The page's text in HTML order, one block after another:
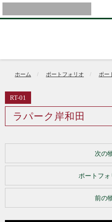
ホーム ポートフォリオ ポー
ラパーク岸和田
RT-01
次の
ポートフ
前の